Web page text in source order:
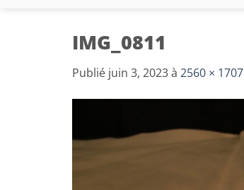
IMG_0811
Publié juin 3, 2023à 2560 × 1707